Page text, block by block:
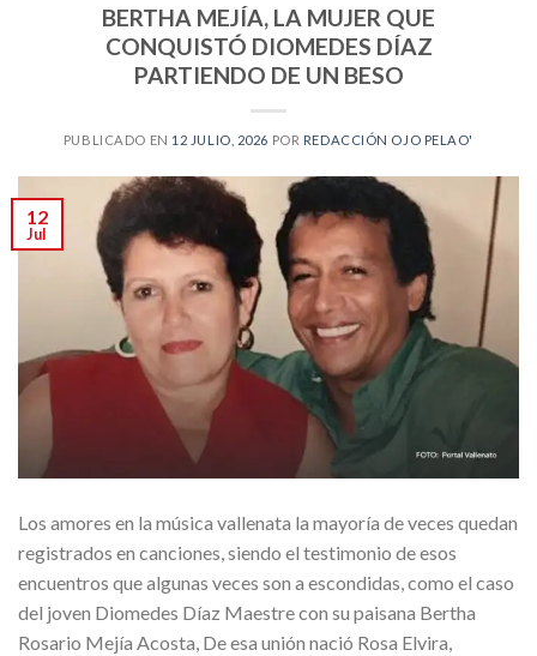
BERTHA MEJÍA, LA MUJER QUE
CONQUISTÓ DIOMEDES DÍAZ
PARTIENDO DE UN BESO
PUBLICADO EN 12 JULIO, 2026 POR REDACCIÓN OJO PELAO'
12
Jul
Los amores en la música vallenata la mayoría de veces quedan
registrados en canciones, siendo el testimonio de esos
encuentros que algunas veces son a escondidas, como el caso
del joven Diomedes Díaz Maestre con su paisana Bertha
Rosario Mejía Acosta, De esa unión nació Rosa Elvira,